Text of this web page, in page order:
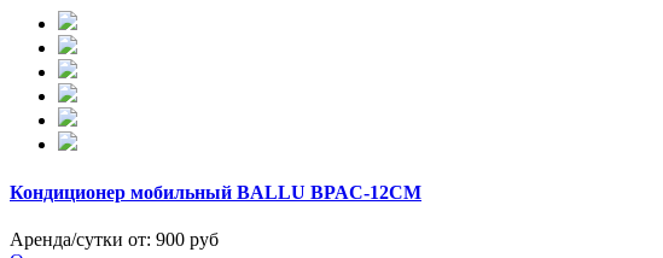
Кондиционер мобильный BALLU BPAC-12CM
Аренда/сутки от: 900 руб